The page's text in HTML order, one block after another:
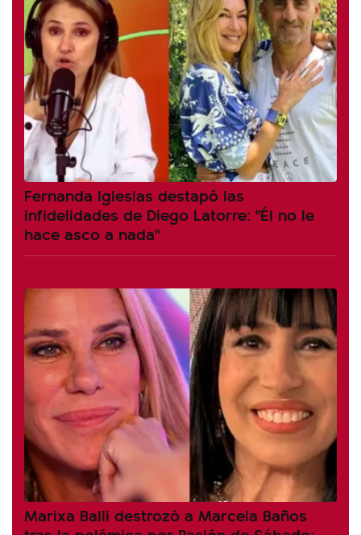
Fernanda Iglesias destapó las
infidelidades de Diego Latorre: "Él no le
hace asco a nada"
Marixa Balli destrozó a Marcela Baños